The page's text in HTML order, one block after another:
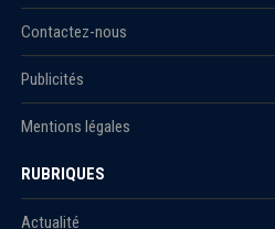
Contactez-nous
Publicités
Mentions légales
RUBRIQUES
Actualité